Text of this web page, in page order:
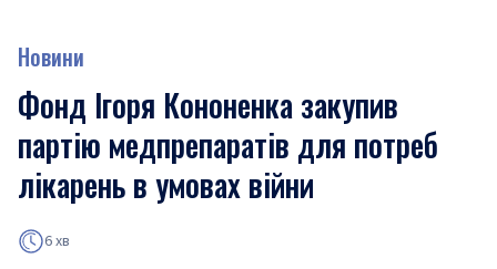
Новини
Фонд Ігоря Кононенка закупив
партію медпрепаратів для потреб
лікарень в умовах війни
6 хв